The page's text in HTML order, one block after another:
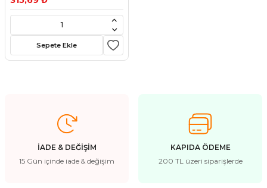
Kovucu Cihazlar
Cihazlar
Tel ÇeşitleriSepete Ekle
İADE & DEĞİŞİM
15 Gün içinde iade & değişim
KAPIDA ÖDEME
200 TL üzeri siparişlerde